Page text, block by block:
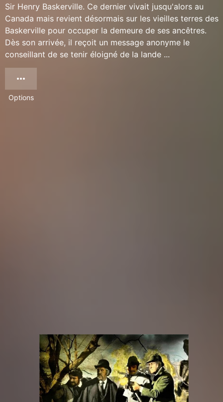
Sir Henry Baskerville. Ce dernier vivait jusqu'alors au
Canada mais revient désormais sur les vieilles terres des
Baskerville pour occuper la demeure de ses ancêtres.
Dès son arrivée, il reçoit un message anonyme le
conseillant de se tenir éloigné de la lande ...
Options